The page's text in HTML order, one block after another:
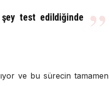
test edildiğinde
ve bu sürecin tamamen